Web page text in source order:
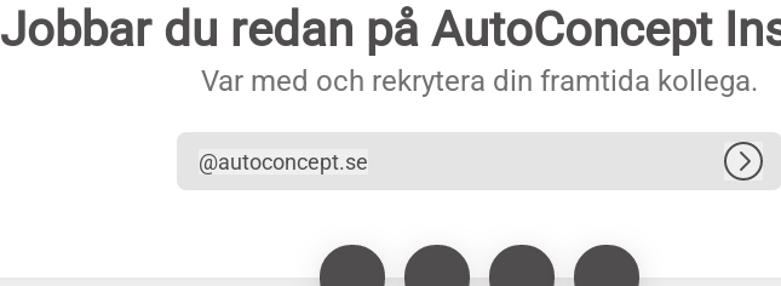
Jobbar du redan på AutoConcept
Var med och rekrytera din framtida kollega.
autoconcept.se
@autoconcept.se